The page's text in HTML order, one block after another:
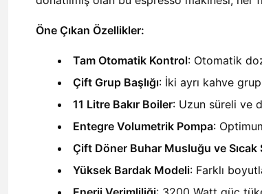
Öne Çıkan Özellikler:
Tam Otomatik Kontrol: Otomatik
Çift Grup Başlığı: İki ayrı kahve
11 Litre Bakır Boiler: Uzun süreli ve
Entegre Volumetrik Pompa:
Çift Döner Buhar Musluğu ve Sıcak
Yüksek Bardak Modeli: Farklı